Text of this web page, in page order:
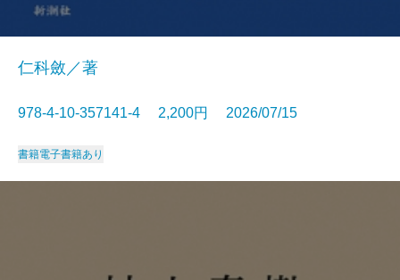
仁科斂／著
978-4-10-357141-4 2,200円 2026/07/15
書籍電子書籍あり